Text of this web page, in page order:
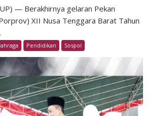
— Berakhirnya gelaran Pekan
XII Nusa Tenggara Barat Tahun
Pendidikan Sospol